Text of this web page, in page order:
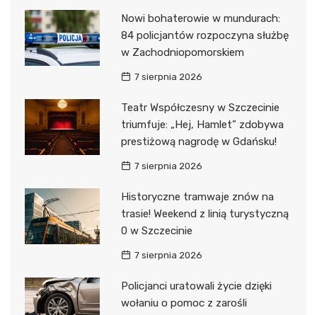
Nowi bohaterowie w mundurach:
84 policjantów rozpoczyna służbę
w Zachodniopomorskiem
7 sierpnia 2026
Teatr Współczesny w Szczecinie
triumfuje: „Hej, Hamlet” zdobywa
prestiżową nagrodę w Gdańsku!
7 sierpnia 2026
Historyczne tramwaje znów na
trasie! Weekend z linią turystyczną
0 w Szczecinie
7 sierpnia 2026
Policjanci uratowali życie dzięki
wołaniu o pomoc z zarośli